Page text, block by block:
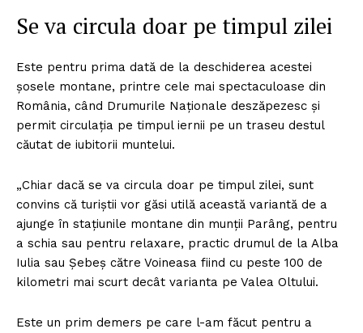
Se va circula doar pe timpul zilei
Este pentru prima dată de la deschiderea acestei
șosele montane, printre cele mai spectaculoase din
România, când Drumurile Naționale deszăpezesc și
permit circulația pe timpul iernii pe un traseu destul
căutat de iubitorii muntelui.
„Chiar dacă se va circula doar pe timpul zilei, sunt
convins că turiștii vor găsi utilă această variantă de a
ajunge în stațiunile montane din munții Parâng, pentru
a schia sau pentru relaxare, practic drumul de la Alba
Iulia sau Șebeș către Voineasa fiind cu peste 100 de
kilometri mai scurt decât varianta pe Valea Oltului.
Este un prim demers pe care l-am făcut pentru a